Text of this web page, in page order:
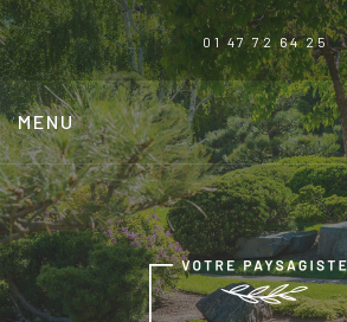
01 47 72 64 25
MENU
Panneau de gestion des cookies